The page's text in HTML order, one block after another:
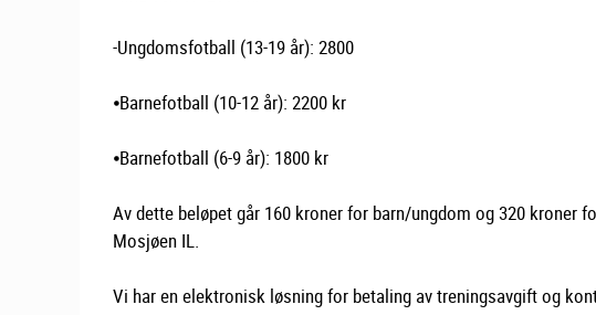
-Ungdomsfotball (13-19 år): 2800
⦁Barnefotball (10-12 år): 2200 kr
⦁Barnefotball (6-9 år): 1800 kr
Av dette beløpet går 160 kroner for barn/ungdom og 320
Mosjøen IL.
Vi har en elektronisk løsning for betaling av treningsavgift og